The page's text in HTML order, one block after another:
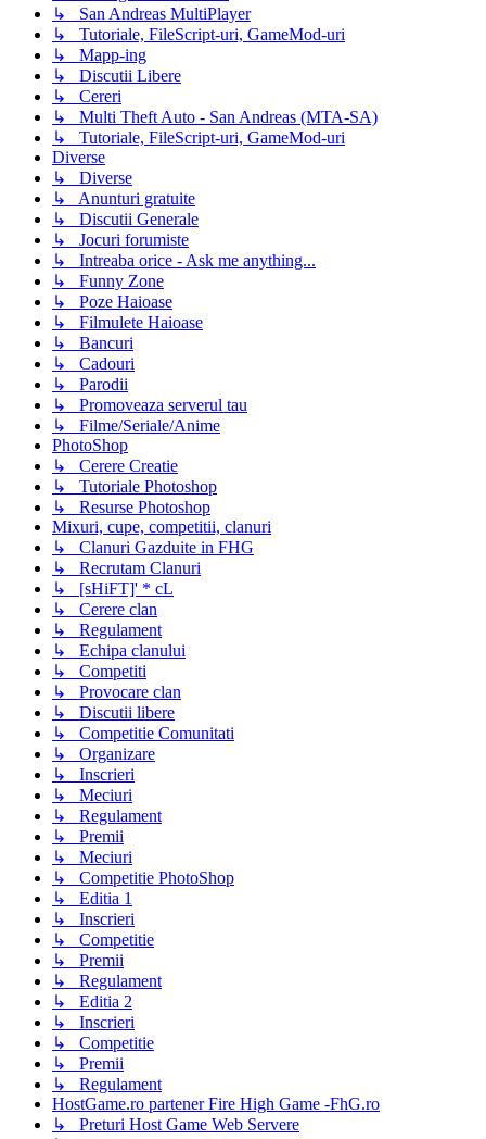
↳ San Andreas MultiPlayer
↳ Tutoriale, FileScript-uri, GameMod-uri
↳ Mapp-ing
↳ Discutii Libere
↳ Cereri
↳ Multi Theft Auto - San Andreas (MTA-SA)
↳ Tutoriale, FileScript-uri, GameMod-uri
Diverse
↳ Diverse
↳ Anunturi gratuite
↳ Discutii Generale
↳ Jocuri forumiste
↳ Intreaba orice - Ask me anything...
↳ Funny Zone
↳ Poze Haioase
↳ Filmulete Haioase
↳ Bancuri
↳ Cadouri
↳ Parodii
↳ Promoveaza serverul tau
↳ Filme/Seriale/Anime
PhotoShop
↳ Cerere Creatie
↳ Tutoriale Photoshop
↳ Resurse Photoshop
Mixuri, cupe, competitii, clanuri
↳ Clanuri Gazduite in FHG
↳ Recrutam Clanuri
↳ [sHiFT]' * cL
↳ Cerere clan
↳ Regulament
↳ Echipa clanului
↳ Competiti
↳ Provocare clan
↳ Discutii libere
↳ Competitie Comunitati
↳ Organizare
↳ Inscrieri
↳ Meciuri
↳ Regulament
↳ Premii
↳ Meciuri
↳ Competitie PhotoShop
↳ Editia 1
↳ Inscrieri
↳ Competitie
↳ Premii
↳ Regulament
↳ Editia 2
↳ Inscrieri
↳ Competitie
↳ Premii
↳ Regulament
HostGame.ro partener Fire High Game -FhG.ro
↳ Preturi Host Game Web Servere